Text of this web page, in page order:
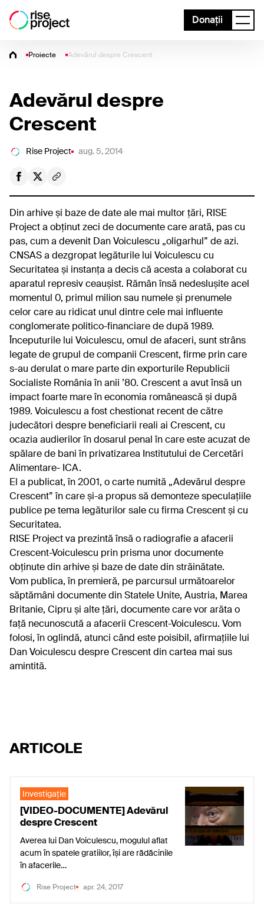
Donații
Proiecte Adevărul despre Crescent
Adevărul despre
Crescent
Rise Project aug. 5, 2014
Din arhive și baze de date ale mai multor țări, RISE
Project a obținut zeci de documente care arată, pas cu
pas, cum a devenit Dan Voiculescu „oligarhul” de azi.
CNSAS a dezgropat legăturile lui Voiculescu cu
Securitatea și instanța a decis că acesta a colaborat cu
aparatul represiv ceaușist. Rămân însă nedeslușite acel
momentul 0, primul milion sau numele și prenumele
celor care au ridicat unul dintre cele mai influente
conglomerate politico-financiare de după 1989.
Începuturile lui Voiculescu, omul de afaceri, sunt strâns
legate de grupul de companii Crescent, firme prin care
s-au derulat o mare parte din exporturile Republicii
Socialiste România în anii ’80. Crescent a avut însă un
impact foarte mare în economia românească și după
1989. Voiculescu a fost chestionat recent de către
judecători despre beneficiarii reali ai Crescent, cu
ocazia audierilor în dosarul penal în care este acuzat de
spălare de bani în privatizarea Institutului de Cercetări
Alimentare- ICA.
El a publicat, în 2001, o carte numită „Adevărul despre
Crescent” în care și-a propus să demonteze speculațiile
publice pe tema legăturilor sale cu firma Crescent și cu
Securitatea.
RISE Project va prezintă însă o radiografie a afacerii
Crescent-Voiculescu prin prisma unor documente
obținute din arhive și baze de date din străinătate.
Vom publica, în premieră, pe parcursul următoarelor
săptămâni documente din Statele Unite, Austria, Marea
Britanie, Cipru și alte țări, documente care vor arăta o
față necunoscută a afacerii Crescent-Voiculescu. Vom
folosi, în oglindă, atunci când este poisibil, afirmațiile lui
Dan Voiculescu despre Crescent din cartea mai sus
amintită.
ARTICOLE
Investigaţie
[VIDEO-DOCUMENTE] Adevărul
despre Crescent
Averea lui Dan Voiculescu, mogulul aflat
acum în spatele gratiilor, își are rădăcinile
în afacerile…
Rise Project apr. 24, 2017